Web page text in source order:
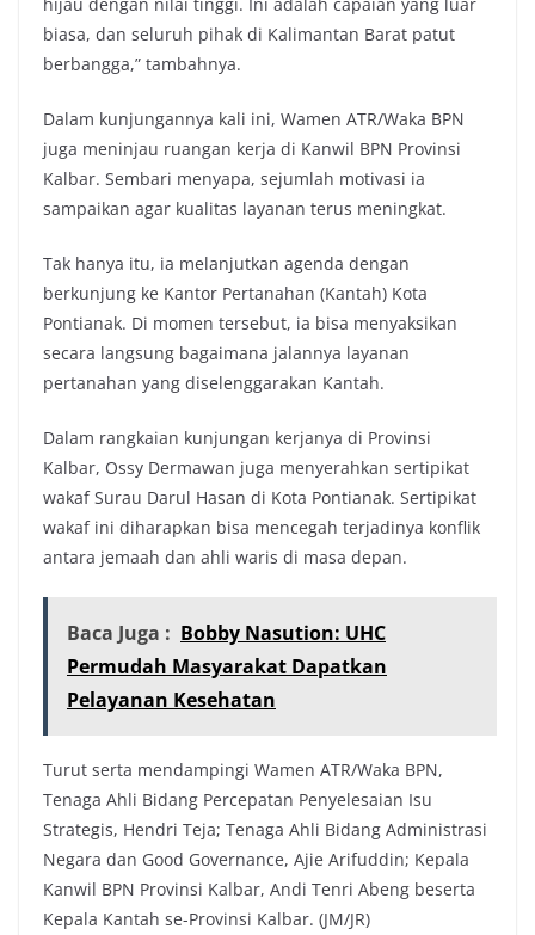
biasa, dan seluruh pihak di Kalimantan Barat patut
berbangga,” tambahnya.
Dalam kunjungannya kali ini, Wamen ATR/Waka BPN
juga meninjau ruangan kerja di Kanwil BPN Provinsi
Kalbar. Sembari menyapa, sejumlah motivasi ia
sampaikan agar kualitas layanan terus meningkat.
Tak hanya itu, ia melanjutkan agenda dengan
berkunjung ke Kantor Pertanahan (Kantah) Kota
Pontianak. Di momen tersebut, ia bisa menyaksikan
secara langsung bagaimana jalannya layanan
pertanahan yang diselenggarakan Kantah.
Dalam rangkaian kunjungan kerjanya di Provinsi
Kalbar, Ossy Dermawan juga menyerahkan sertipikat
wakaf Surau Darul Hasan di Kota Pontianak. Sertipikat
wakaf ini diharapkan bisa mencegah terjadinya konflik
antara jemaah dan ahli waris di masa depan.
Baca Juga : Bobby Nasution: UHC
Permudah Masyarakat Dapatkan
Pelayanan Kesehatan
Turut serta mendampingi Wamen ATR/Waka BPN,
Tenaga Ahli Bidang Percepatan Penyelesaian Isu
Strategis, Hendri Teja; Tenaga Ahli Bidang Administrasi
Negara dan Good Governance, Ajie Arifuddin; Kepala
Kanwil BPN Provinsi Kalbar, Andi Tenri Abeng beserta
Kepala Kantah se-Provinsi Kalbar. (JM/JR)